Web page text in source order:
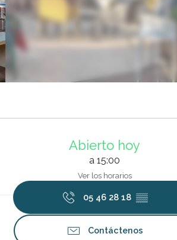
Abierto hoy
a 15:00
Ver los horarios
05 46 28 18 ▒▒
Contáctenos